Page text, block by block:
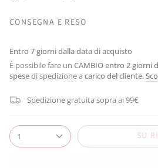
CONSEGNA E RESO
Entro 7 giorni dalla data di acquisto
È possibile fare un CAMBIOentro 2 giorni
spesedi spedizione a carico del cliente.
Spedizione gratuita sopra ai 99€
1 SU